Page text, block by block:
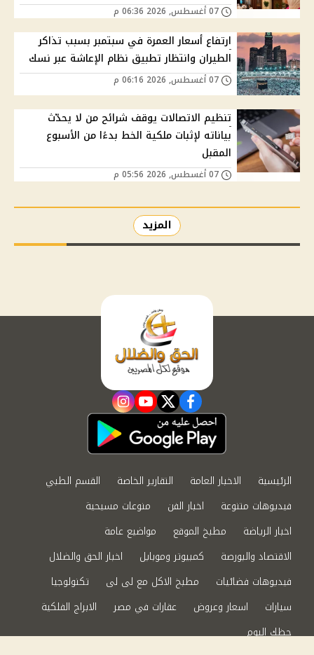
ارتفاع أسعار العمرة في سبتمبر بسبب تذاكر
الطيران وانتظار تطبيق نظام الإعاشة عبر نسك
تنظيم الاتصالات يوقف شرائح من لا يحدّث
بياناته لإثبات ملكية الخط بدءًا من الأسبوع
المقبل
المزيد
facebook
twitter
youtube
instagram
الرئيسية الاخبار العامة التقارير الخاصة
القسم الطبي
فيديوهات متنوعة
اخبار الفن
منوعات مسيحية
اخبار الرياضة
مطبخ الموقع
مواضيع عامة
الاقتصاد والبورصة
كمبيوتر وموبايل
اخبار الحق والضلال
فيديوهات فضائيات
مطبخ الاكل مع لى لى
تكنولوجيا
سيارات
اسعار وعروض عقارات في مصر
الابراج الفلكية
حظك اليوم